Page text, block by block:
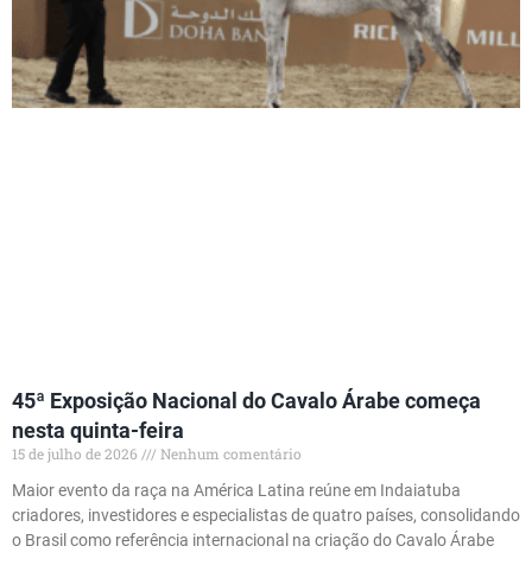
45ª Exposição Nacional do Cavalo Árabe começa
nesta quinta-feira
15 de julho de 2026
Nenhum comentário
Maior evento da raça na América Latina reúne em Indaiatuba
criadores, investidores e especialistas de quatro países, consolidando
o Brasil como referência internacional na criação do Cavalo Árabe